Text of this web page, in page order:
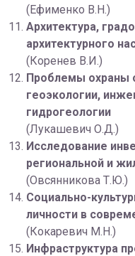
(Ефименко В.Н.)
Архитектура,
архитектурного
(Коренев В.И.)
Проблемы
геоэкологии,
гидрогеологии
(Лукашевич О.Д.)
Исследование
региональной и
(Овсянникова Т.Ю.)
Социально-
личности в
(Кокаревич М.Н.)
Инфраструктура